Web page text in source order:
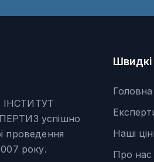
успішно
проведення
року.
Головна
Наші
Про нас